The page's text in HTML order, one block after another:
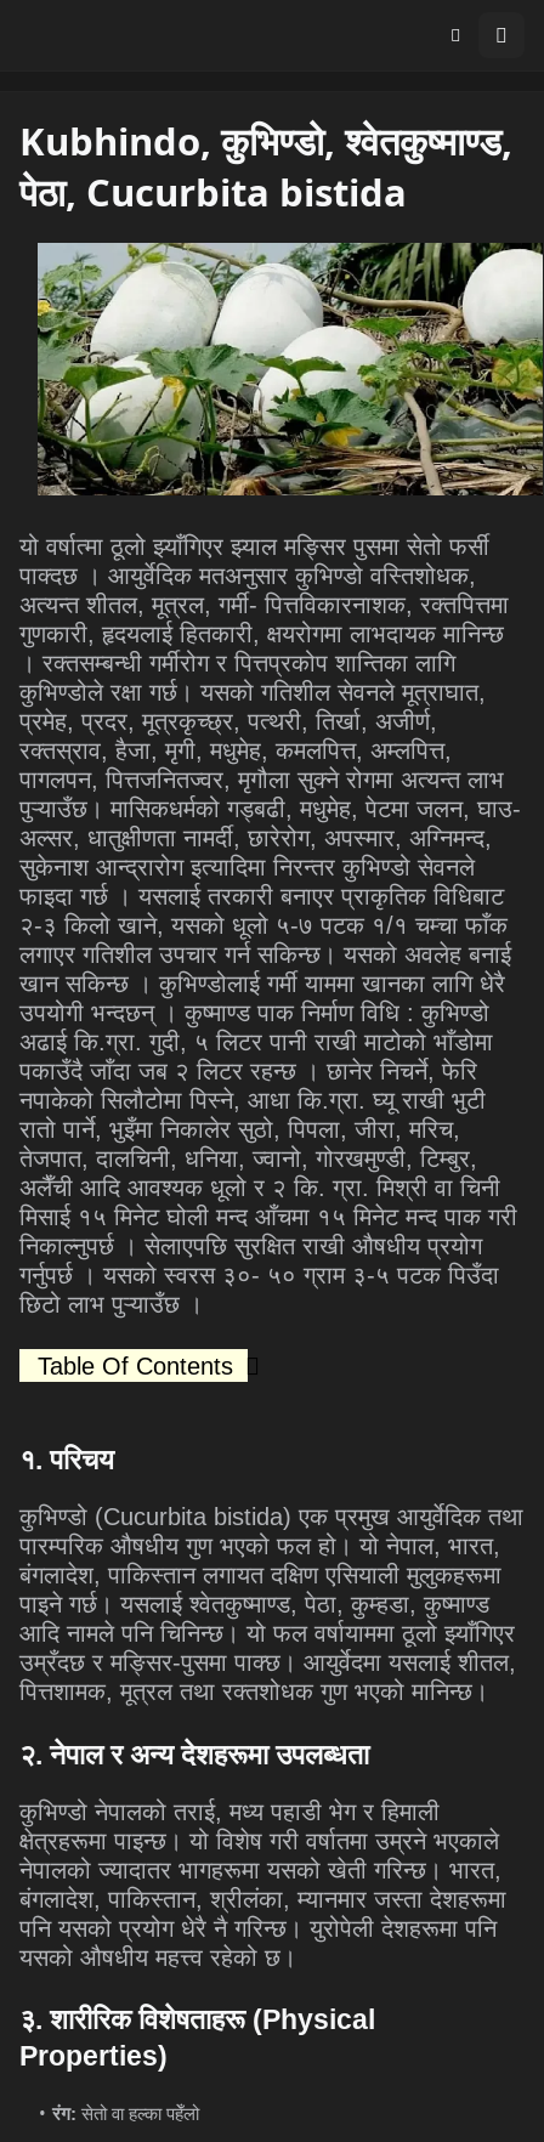
Kubhindo, कुभिण्डो, श्वेतकुष्माण्ड,
पेठा, Cucurbita bistida
यो वर्षात्मा ठूलो झ्याँगिएर झ्याल मङ्सिर पुसमा सेतो फर्सी
पाक्दछ । आयुर्वेदिक मतअनुसार कुभिण्डो वस्तिशोधक,
अत्यन्त शीतल, मूत्रल, गर्मी- पित्तविकारनाशक, रक्तपित्तमा
गुणकारी, हृदयलाई हितकारी, क्षयरोगमा लाभदायक मानिन्छ
। रक्तसम्बन्धी गर्मीरोग र पित्तप्रकोप शान्तिका लागि
कुभिण्डोले रक्षा गर्छ। यसको गतिशील सेवनले मूत्राघात,
प्रमेह, प्रदर, मूत्रकृच्छ्र, पत्थरी, तिर्खा, अजीर्ण,
रक्तस्राव, हैजा, मृगी, मधुमेह, कमलपित्त, अम्लपित्त,
पागलपन, पित्तजनितज्वर, मृगौला सुक्ने रोगमा अत्यन्त लाभ
पुऱ्याउँछ। मासिकधर्मको गड्बढी, मधुमेह, पेटमा जलन, घाउ-
अल्सर, धातुक्षीणता नामर्दी, छारेरोग, अपस्मार, अग्निमन्द,
सुकेनाश आन्द्रारोग इत्यादिमा निरन्तर कुभिण्डो सेवनले
फाइदा गर्छ । यसलाई तरकारी बनाएर प्राकृतिक विधिबाट
२-३ किलो खाने, यसको धूलो ५-७ पटक १/१ चम्चा फाँक
लगाएर गतिशील उपचार गर्न सकिन्छ। यसको अवलेह बनाई
खान सकिन्छ । कुभिण्डोलाई गर्मी याममा खानका लागि धेरै
उपयोगी भन्दछन् । कुष्माण्ड पाक निर्माण विधि : कुभिण्डो
अढाई कि.ग्रा. गुदी, ५ लिटर पानी राखी माटोको भाँडोमा
पकाउँदै जाँदा जब २ लिटर रहन्छ । छानेर निचर्ने, फेरि
नपाकेको सिलौटोमा पिस्ने, आधा कि.ग्रा. घ्यू राखी भुटी
रातो पार्ने, भुइँमा निकालेर सुठो, पिपला, जीरा, मरिच,
तेजपात, दालचिनी, धनिया, ज्वानो, गोरखमुण्डी, टिम्बुर,
अलैँची आदि आवश्यक धूलो र २ कि. ग्रा. मिश्री वा चिनी
मिसाई १५ मिनेट घोली मन्द आँचमा १५ मिनेट मन्द पाक गरी
निकाल्नुपर्छ । सेलाएपछि सुरक्षित राखी औषधीय प्रयोग
गर्नुपर्छ । यसको स्वरस ३०- ५० ग्राम ३-५ पटक पिउँदा
छिटो लाभ पुऱ्याउँछ ।
Table Of Contents
१.परिचय
कुभिण्डो (Cucurbita bistida) एक प्रमुख आयुर्वेदिक तथा
पारम्परिक औषधीय गुण भएको फल हो। यो नेपाल, भारत,
बंगलादेश, पाकिस्तान लगायत दक्षिण एसियाली मुलुकहरूमा
पाइने गर्छ। यसलाई श्वेतकुष्माण्ड, पेठा, कुम्हडा, कुष्माण्ड
आदि नामले पनि चिनिन्छ। यो फल वर्षायाममा ठूलो झ्याँगिएर
उम्रँदछ र मङ्सिर-पुसमा पाक्छ। आयुर्वेदमा यसलाई शीतल,
पित्तशामक, मूत्रल तथा रक्तशोधक गुण भएको मानिन्छ।
२.नेपाल र अन्य देशहरूमा उपलब्धता
कुभिण्डो नेपालको तराई, मध्य पहाडी भेग र हिमाली
क्षेत्रहरूमा पाइन्छ। यो विशेष गरी वर्षातमा उम्रने भएकाले
नेपालको ज्यादातर भागहरूमा यसको खेती गरिन्छ। भारत,
बंगलादेश, पाकिस्तान, श्रीलंका, म्यानमार जस्ता देशहरूमा
पनि यसको प्रयोग धेरै नै गरिन्छ। युरोपेली देशहरूमा पनि
यसको औषधीय महत्त्व रहेको छ।
३.शारीरिक विशेषताहरू(Physical
Properties)
रंग: सेतो वा हल्का पहेँलो